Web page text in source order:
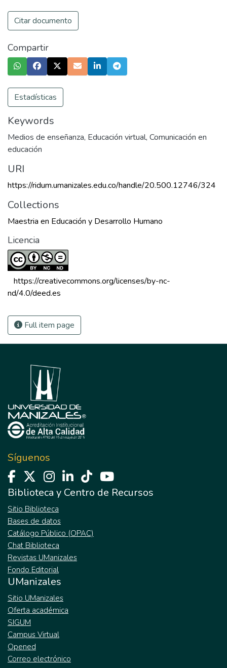
Citar documento
Compartir
Estadísticas
Keywords
Medios de enseñanza, Educación virtual, Comunicación en
educación
URI
https://ridum.umanizales.edu.co/handle/20.500.12746/324
Collections
Maestria en Educación y Desarrollo Humano
Licencia
https://creativecommons.org/licenses/by-nc-
nd/4.0/deed.es
Full item page
Síguenos
Biblioteca y Centro de Recursos
Sitio Biblioteca
Bases de datos
Catálogo Público (OPAC)
Chat Biblioteca
Revistas UManizales
Fondo Editorial
UManizales
Sitio UManizales
Oferta académica
SIGUM
Campus Virtual
Opened
Correo electrónico